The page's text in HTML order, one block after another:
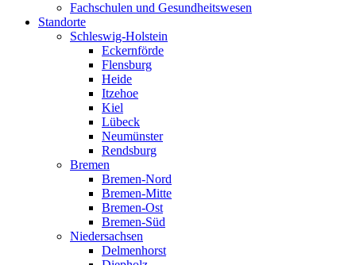
Fachschulen und Gesundheitswesen
Standorte
Schleswig-Holstein
Eckernförde
Flensburg
Heide
Itzehoe
Kiel
Lübeck
Neumünster
Rendsburg
Bremen
Bremen-Nord
Bremen-Mitte
Bremen-Ost
Bremen-Süd
Niedersachsen
Delmenhorst